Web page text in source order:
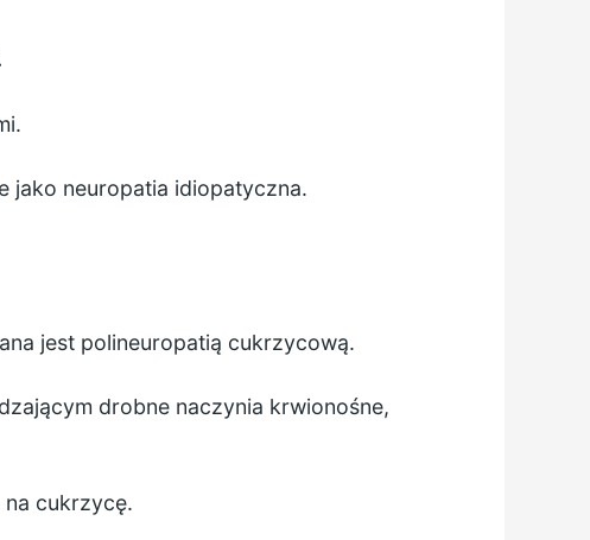
jako neuropatia idiopatyczna.
jest polineuropatią cukrzycową.
drobne naczynia krwionośne,
cukrzycę.